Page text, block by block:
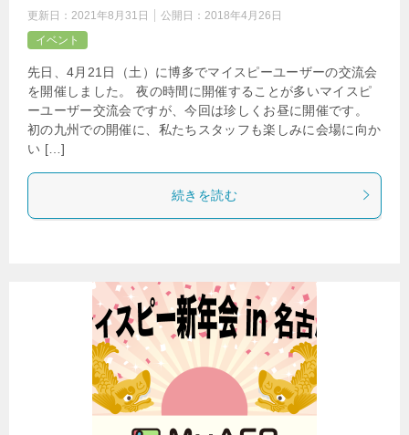
更新日： 2021年8月31日 公開日： 2018年4月26日
イベント
先日、4月21日（土）に博多でマイスピーユーザーの交流会
を開催しました。 夜の時間に開催することが多いマイスピ
ーユーザー交流会ですが、今回は珍しくお昼に開催です。
初の九州での開催に、私たちスタッフも楽しみに会場に向か
い […]
続きを読む